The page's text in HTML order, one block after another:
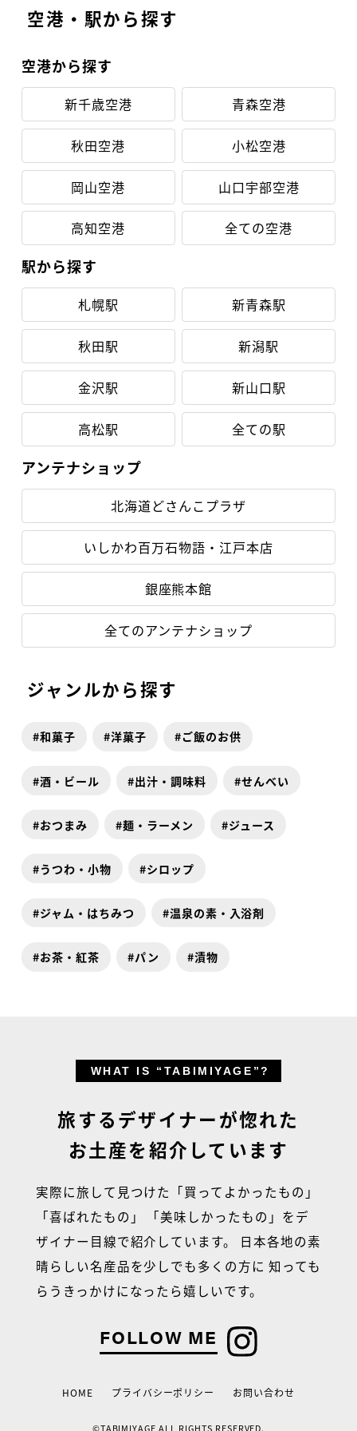
空港・駅から探す
空港から探す
新千歳空港 青森空港
秋田空港 小松空港
岡山空港 山口宇部空港
高知空港 全ての空港
駅から探す
札幌駅 新青森駅
秋田駅 新潟駅
金沢駅 新山口駅
高松駅 全ての駅
アンテナショップ
北海道どさんこプラザ
いしかわ百万石物語・江戸本店
銀座熊本館
全てのアンテナショップ
ジャンルから探す
和菓子 洋菓子 ご飯のお供
酒・ビール 出汁・調味料 せんべい
おつまみ 麺・ラーメン ジュース
うつわ・小物 シロップ
ジャム・はちみつ 温泉の素・入浴剤
お茶・紅茶 パン 漬物
WHAT IS “TABIMIYAGE”?
旅するデザイナーが惚れた
お土産を紹介しています
実際に旅して見つけた「買ってよかったもの」
「喜ばれたもの」
「美味しかったもの」をデ
ザイナー目線で紹介しています。
日本各地の素
晴らしい名産品を少しでも多くの方に 知っても
らうきっかけになったら嬉しいです。
FOLLOW ME
HOME プライバシーポリシー お問い合わせ
©TABIMIYAGE ALL RIGHTS RESERVED.